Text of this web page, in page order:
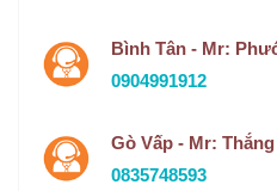
Bình Tân - Mr:
0904991912
Gò Vấp - Mr: Thắng
0835748593